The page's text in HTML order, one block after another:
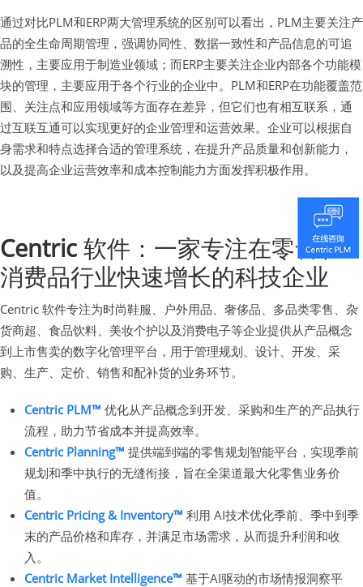
通过对比PLM和ERP两大管理系统的区别可以看出，PLM主要关注产
品的全生命周期管理，强调协同性、数据一致性和产品信息的可追
溯性，主要应用于制造业领域；而ERP主要关注企业内部各个功能模
块的管理，主要应用于各个行业的企业中。PLM和ERP在功能覆盖范
围、关注点和应用领域等方面存在差异，但它们也有相互联系，通
过互联互通可以实现更好的企业管理和运营效果。企业可以根据自
身需求和特点选择合适的管理系统，在提升产品质量和创新能力，
以及提高企业运营效率和成本控制能力方面发挥积极作用。
Centric 软件：一家专注在零售和
消费品行业快速增长的科技企业
Centric 软件专注为时尚鞋服、户外用品、奢侈品、多品类零售、杂
货商超、食品饮料、美妆个护以及消费电子等企业提供从产品概念
到上市售卖的数字化管理平台，用于管理规划、设计、开发、采
购、生产、定价、销售和配补货的业务环节。
Centric PLM™ 优化从产品概念到开发、采购和生产的产品执行
流程，助力节省成本并提高效率。
Centric Planning™ 提供端到端的零售规划智能平台，实现季前
规划和季中执行的无缝衔接，旨在全渠道最大化零售业务价
值。
Centric Pricing & Inventory™ 利用 AI技术优化季前、季中到季
末的产品价格和库存，并满足市场需求，从而提升利润和收
入。
Centric Market Intelligence™ 基于AI驱动的市场情报洞察平